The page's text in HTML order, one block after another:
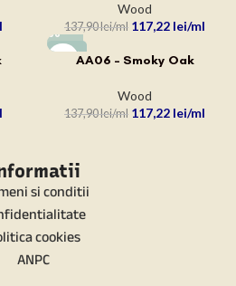
Wood
137,90lei 117,22 lei
-15%AA06 – Smoky Oak
Wood
137,90lei 117,22 lei
si conditii
cookies
ANPC